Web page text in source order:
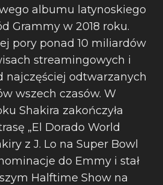
albumu latynoskiego
Grammy w 2018 roku.
pory ponad 10 miliardów
streamingowych i
najczęściej odtwarzanych
wszech czasów. W
Shakira zakończyła
„El Dorado World
z J. Lo na Super Bowl
do Emmy i stał
Halftime Show na